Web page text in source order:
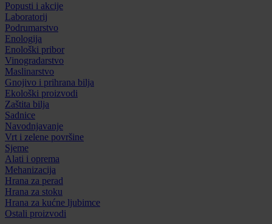
Popusti i akcije
Laboratorij
Podrumarstvo
Enologija
Enološki pribor
Vinogradarstvo
Maslinarstvo
Gnojivo i prihrana bilja
Ekološki proizvodi
Zaštita bilja
Sadnice
Navodnjavanje
Vrt i zelene površine
Sjeme
Alati i oprema
Mehanizacija
Hrana za perad
Hrana za stoku
Hrana za kućne ljubimce
Ostali proizvodi